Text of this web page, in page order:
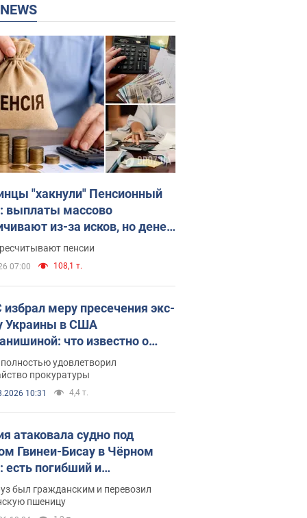
NEWS
"хакнули" Пенсионный
выплаты массово
из-за исков, но денег
пенсии
07:00 108,1 т.
меру пресечения экс-
Украины в США
что известно о
удовлетворил
прокуратуры
10:31 4,4 т.
атаковала судно под
Гвинеи-Бисау в Чёрном
есть погибший и
был гражданским и перевозил
пшеницу